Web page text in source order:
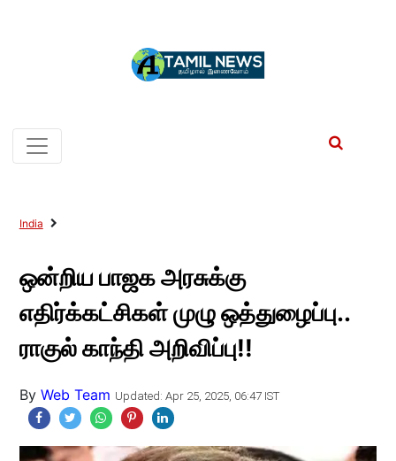
India
ஒன்றிய பாஜக அரசுக்கு
எதிர்க்கட்சிகள் முழு ஒத்துழைப்பு..
ராகுல் காந்தி அறிவிப்பு!!
By Web Team Updated: Apr 25, 2025, 06:47 IST